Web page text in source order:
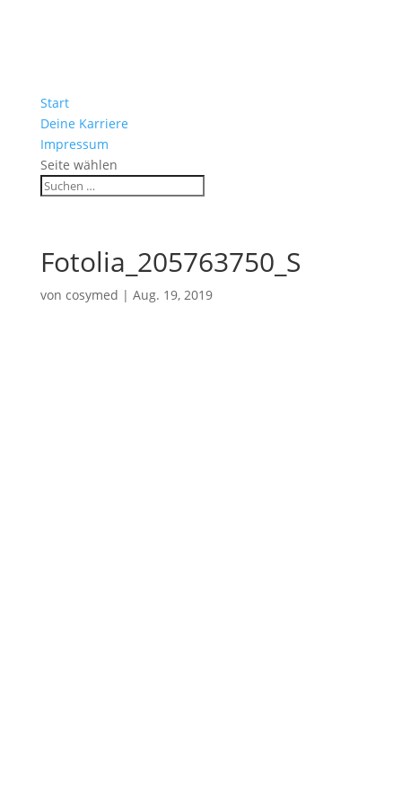
Start
Deine Karriere
Impressum
Seite wählen
Fotolia_205763750_S
von cosymed | Aug. 19, 2019